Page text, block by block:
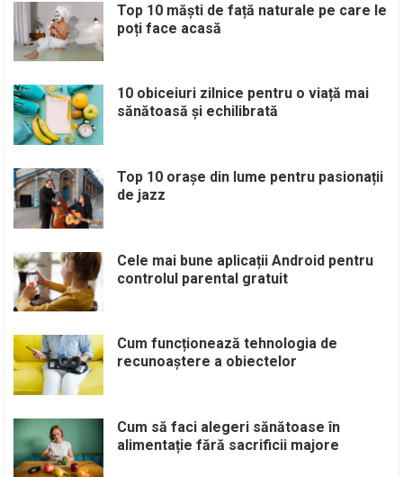
Top 10 măști de față naturale pe care le
poți face acasă
10 obiceiuri zilnice pentru o viață mai
sănătoasă și echilibrată
Top 10 orașe din lume pentru pasionații
de jazz
Cele mai bune aplicații Android pentru
controlul parental gratuit
Cum funcționează tehnologia de
recunoaștere a obiectelor
Cum să faci alegeri sănătoase în
alimentație fără sacrificii majore